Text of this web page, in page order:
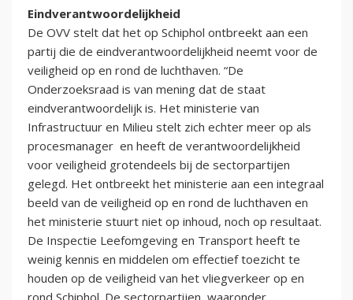
Eindverantwoordelijkheid
De OVV stelt dat het op Schiphol ontbreekt aan een
partij die de eindverantwoordelijkheid neemt voor de
veiligheid op en rond de luchthaven. “De
Onderzoeksraad is van mening dat de staat
eindverantwoordelijk is. Het ministerie van
Infrastructuur en Milieu stelt zich echter meer op als
procesmanager en heeft de verantwoordelijkheid
voor veiligheid grotendeels bij de sectorpartijen
gelegd. Het ontbreekt het ministerie aan een integraal
beeld van de veiligheid op en rond de luchthaven en
het ministerie stuurt niet op inhoud, noch op resultaat.
De Inspectie Leefomgeving en Transport heeft te
weinig kennis en middelen om effectief toezicht te
houden op de veiligheid van het vliegverkeer op en